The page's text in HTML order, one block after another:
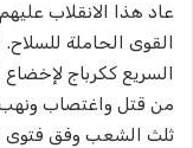
عاد هذا الانقلاب
القوى الحاملة
السريع ككرباج
من قتل واغتصاب
ثلث الشعب وفق فتوى